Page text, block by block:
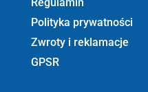
Polityka prywatności
Zwroty i reklamacje
GPSR